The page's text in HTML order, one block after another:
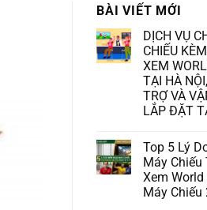
BÀI VIẾT MỚI
DỊCH VỤ
CHIẾU
XEM
TẠI HÀ
TRỢ VÀ
LẮP ĐẶT
Top 5 Lý
Máy Chiếu
Xem
Máy Chiếu